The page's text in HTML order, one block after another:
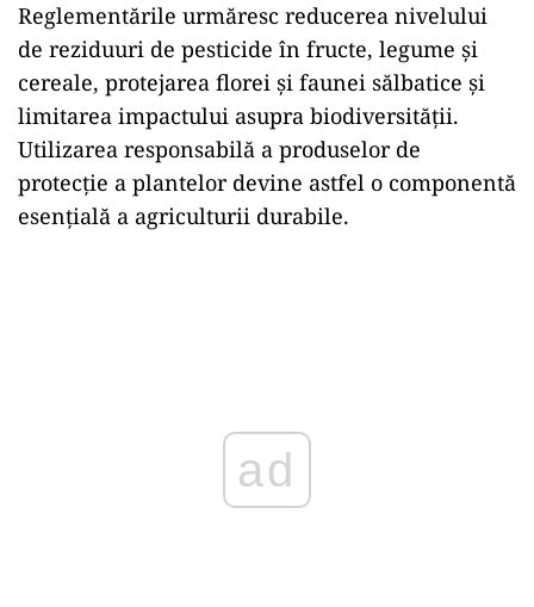
Reglementările urmăresc reducerea nivelului
de reziduuri de pesticide în fructe, legume și
cereale, protejarea florei și faunei sălbatice și
limitarea impactului asupra biodiversității.
Utilizarea responsabilă a produselor de
protecție a plantelor devine astfel o componentă
esențială a agriculturii durabile.
ad